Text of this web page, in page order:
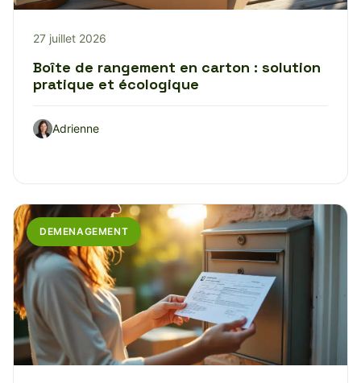
27 juillet 2026
Boîte de rangement en carton : solution
pratique et écologique
Adrienne
DEMENAGEMENT